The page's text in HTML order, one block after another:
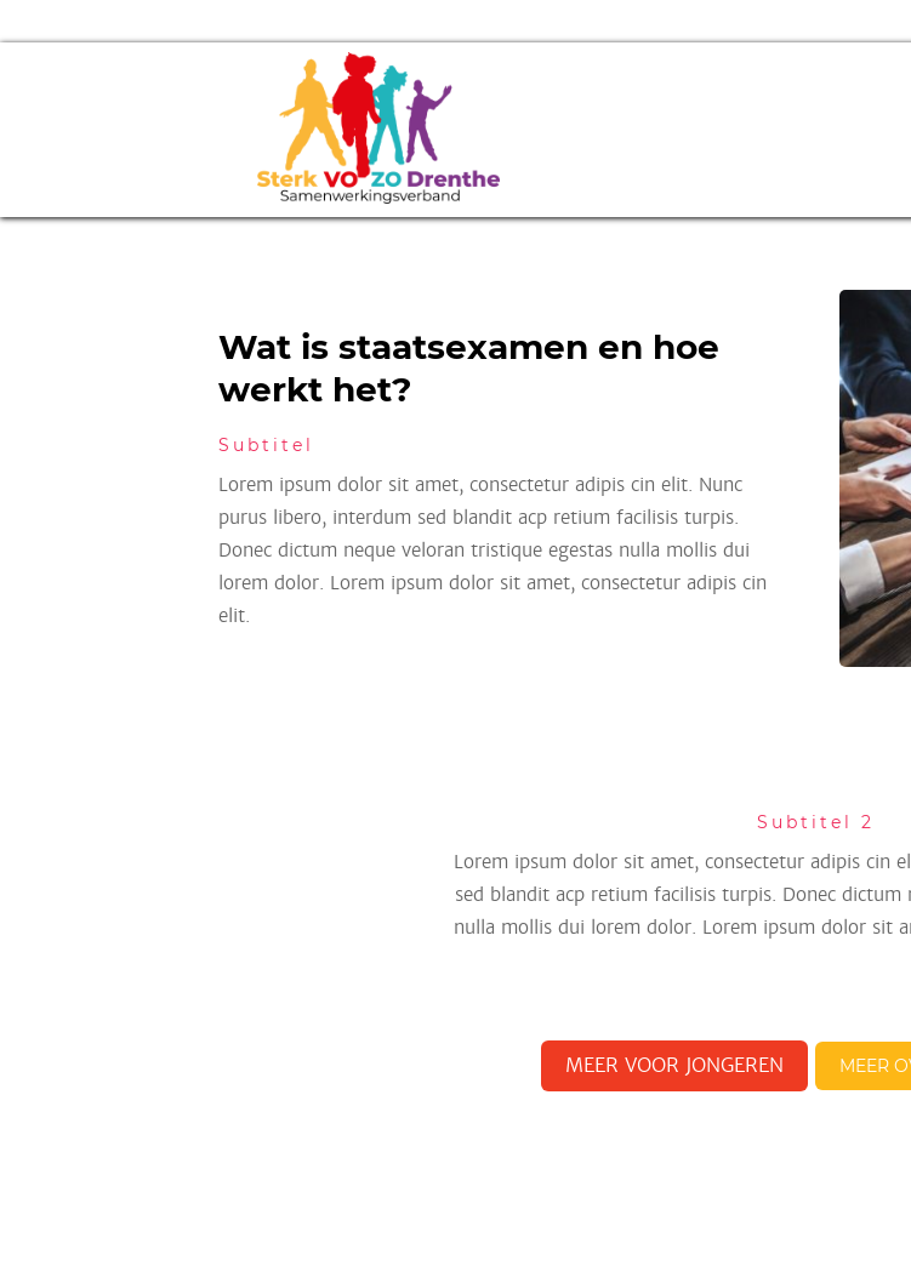
Wat is staatsexamen en hoe
werkt het?
Subtitel
Lorem ipsum dolor sit amet, consectetur adipis cin elit. Nunc
purus libero, interdum sed blandit acp retium facilisis turpis.
Donec dictum neque veloran tristique egestas nulla mollis dui
lorem dolor. Lorem ipsum dolor sit amet, consectetur adipis cin
elit.
Subtitel 2
Lorem ipsum dolor sit amet, consectetur adipis cin
sed blandit acp retium facilisis turpis. Donec dictum
nulla mollis dui lorem dolor. Lorem ipsum dolor sit
MEER VOOR JONGEREN MEER